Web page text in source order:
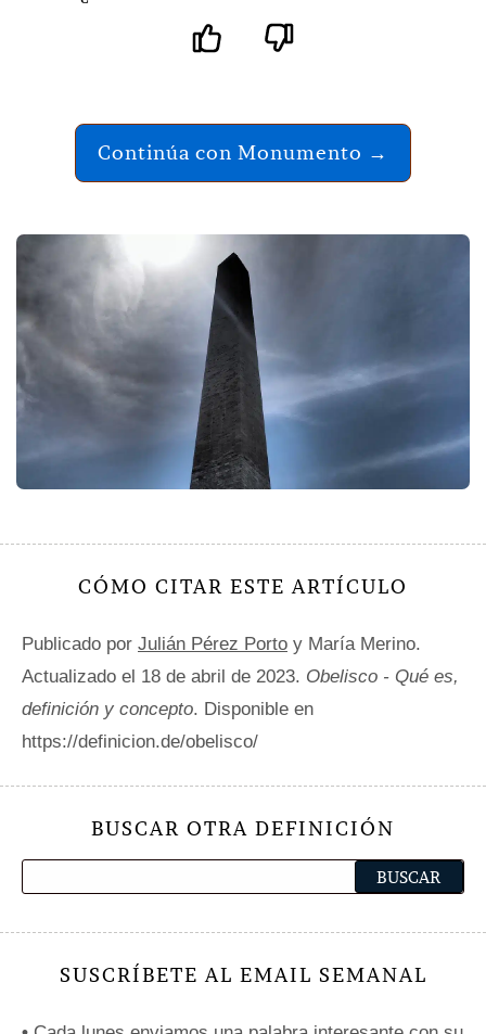
Continúa con Monumento →
CÓMO CITAR ESTE ARTÍCULO
Publicado por Julián Pérez Porto y María Merino.
Actualizado el 18 de abril de 2023. Obelisco - Qué es,
definición y concepto. Disponible en
https://definicion.de/obelisco/
BUSCAR OTRA DEFINICIÓN
SUSCRÍBETE AL EMAIL SEMANAL